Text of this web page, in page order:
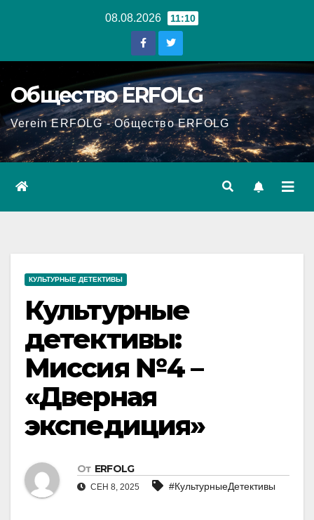
08.08.2026 11:10
Общество ERFOLG
Verein ERFOLG - Общество ERFOLG
КУЛЬТУРНЫЕ ДЕТЕКТИВЫ
Культурные
детективы:
Миссия №4 –
«Дверная
экспедиция»
От ERFOLG
СЕН 8, 2025 #КультурныеДетективы